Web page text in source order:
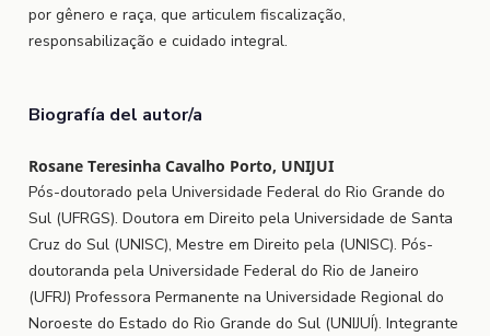
por gênero e raça, que articulem fiscalização,
responsabilização e cuidado integral.
Biografía del autor/a
Rosane Teresinha Cavalho Porto, UNIJUI
Pós-doutorado pela Universidade Federal do Rio Grande do
Sul (UFRGS). Doutora em Direito pela Universidade de Santa
Cruz do Sul (UNISC), Mestre em Direito pela (UNISC). Pós-
doutoranda pela Universidade Federal do Rio de Janeiro
(UFRJ) Professora Permanente na Universidade Regional do
Noroeste do Estado do Rio Grande do Sul (UNIJUÍ). Integrante